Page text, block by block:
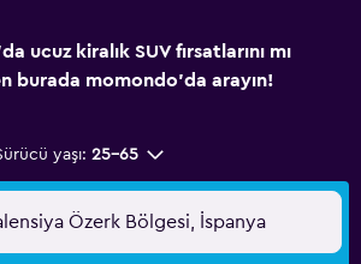
ucuz kiralık SUV fırsatlarını mı
burada momondo'da arayın!
yaşı: 25-65
Özerk Bölgesi, İspanya